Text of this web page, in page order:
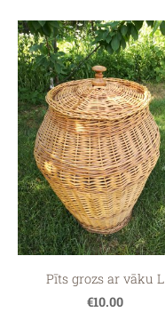
Pīts grozs ar vāku L
€10.00